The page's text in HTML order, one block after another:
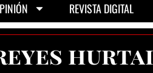
REVISTA DIGITAL